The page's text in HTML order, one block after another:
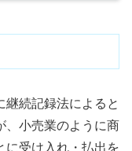
継続記録法によると
、小売業のように商
に受け入れ・払出を